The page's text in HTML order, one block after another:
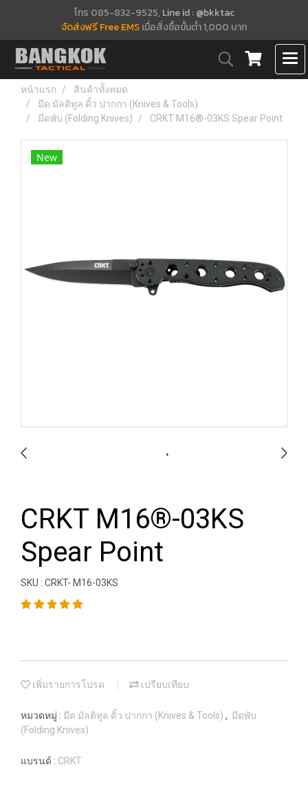
โทร 085-832-9525, Line id : @bkktac
จัดส่งฟรี Free EMSเมื่อสั่งซื้อขั้นต่ำ 1,000 บาท
หน้าแรก
สินค้าทั้งหมด
มีด มัลติทูล ดิ้ว ปากกา (Knives & Tools)
มีดพับ (Folding Knives)
CRKT M16®-03KS Spear Point
New
CRKT M16®-03KS
Spear Point
SKU : CRKT- M16-03KS
เพิ่มรายการโปรด เปรียบเทียบ
หมวดหมู่ : มีด มัลติทูล ดิ้ว ปากกา (Knives & Tools) , มีดพับ
(Folding Knives)
แบรนด์ : CRKT